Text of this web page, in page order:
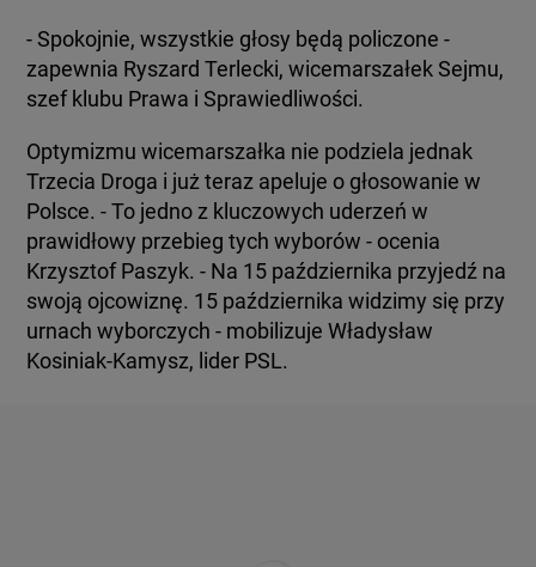
- Spokojnie, wszystkie głosy będą policzone -
zapewnia Ryszard Terlecki, wicemarszałek Sejmu,
szef klubu Prawa i Sprawiedliwości.
Optymizmu wicemarszałka nie podziela jednak
Trzecia Droga i już teraz apeluje o głosowanie w
Polsce. - To jedno z kluczowych uderzeń w
prawidłowy przebieg tych wyborów - ocenia
Krzysztof Paszyk. - Na 15 października przyjedź na
swoją ojcowiznę. 15 października widzimy się przy
urnach wyborczych - mobilizuje Władysław
Kosiniak-Kamysz, lider PSL.